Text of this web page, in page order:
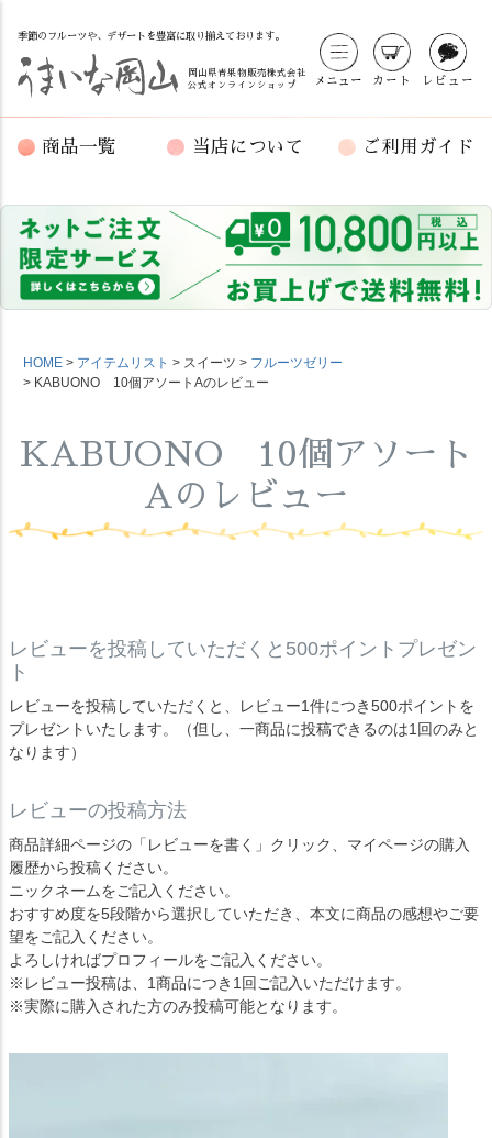
季節のフルーツや、デザートを豊富に取り揃えております。
岡山県青果物販売株式会社
公式オンラインショップ
メニュー カート レビュー
商品一覧 当店について ご利用ガイド
HOME アイテムリスト スイーツ
フルーツゼリー
KABUONO 10個アソートAのレビュー
KABUONO 10個アソート
Aのレビュー
レビューを投稿していただくと500ポイントプレゼン
ト
レビューを投稿していただくと、レビュー1件につき500ポイントを
プレゼントいたします。（但し、一商品に投稿できるのは1回のみと
なります）
レビューの投稿方法
商品詳細ページの「レビューを書く」クリック、マイページの購入
履歴から投稿ください。
ニックネームをご記入ください。
おすすめ度を5段階から選択していただき、本文に商品の感想やご要
望をご記入ください。
よろしければプロフィールをご記入ください。
※レビュー投稿は、1商品につき1回ご記入いただけます。
※実際に購入された方のみ投稿可能となります。